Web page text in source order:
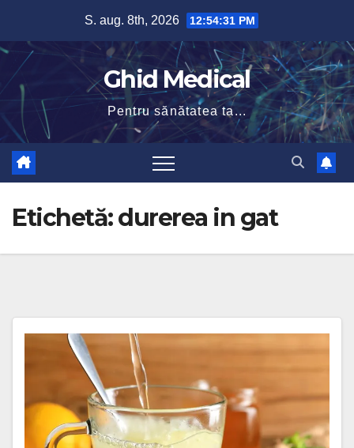
content
S. aug. 8th, 2026 12:54:31 PM
Ghid Medical
Pentru sănătatea ta...
Etichetă:durerea in gat